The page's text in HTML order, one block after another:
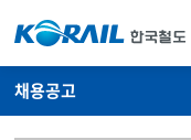
채용공고